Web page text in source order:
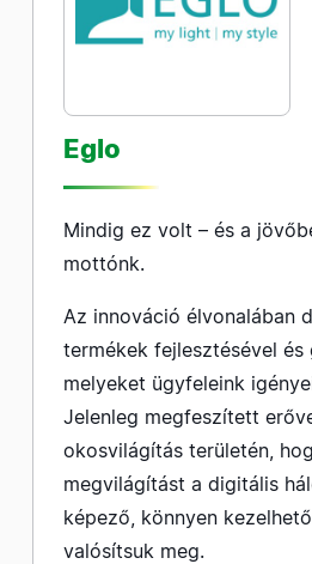
Eglo
Mindig ez volt – és a
mottónk.
Az innováció élvonalában
termékek fejlesztésével és
melyeket ügyfeleink
Jelenleg megfeszített
okosvilágítás területén,
megvilágítást a digitális
képező, könnyen
valósítsuk meg.